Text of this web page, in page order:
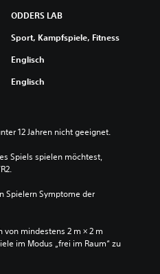
ODDERS LAB
Sport, Kampfspiele, Fitness
Englisch
Englisch
12 Jahren nicht geeignet.
Spiels spielen möchtest,
Spielern Symptome der
mindestens 2 m × 2 m
im Modus „frei im Raum“ zu